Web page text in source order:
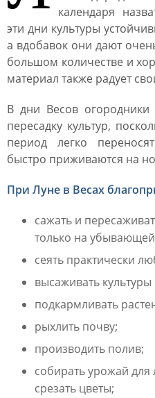
календаря
эти дни культуры
а вдобавок они дают
большом количестве и
материал также радует
В дни Весов огородники
пересадку культур,
период легко
быстро приживаются на
При Луне в Весах
сажать и
только на
сеять практически
высаживать
подкармливать
рыхлить почву;
производить полив;
собирать урожай
срезать цветы;